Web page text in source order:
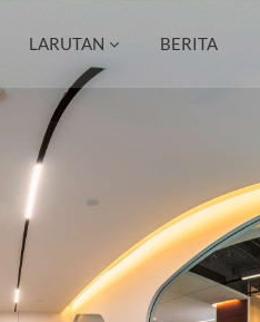
LARUTAN BERITA